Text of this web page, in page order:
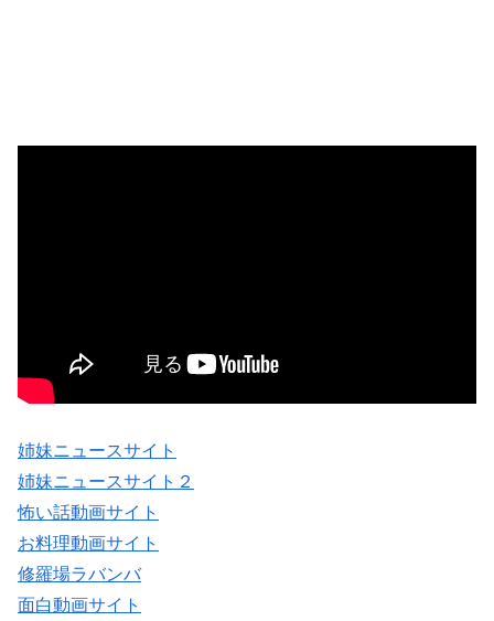
姉妹ニュースサイト
姉妹ニュースサイト２
怖い話動画サイト
お料理動画サイト
修羅場ラバンバ
面白動画サイト